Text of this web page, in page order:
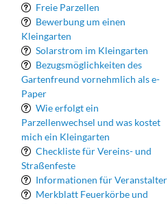
Freie Parzellen
Bewerbung um einen
Kleingarten
Solarstrom im Kleingarten
Bezugsmöglichkeiten des
Gartenfreund vornehmlich als e-
Paper
Wie erfolgt ein
Parzellenwechsel und was kostet
mich ein Kleingarten
Checkliste für Vereins- und
Straßenfeste
Informationen für Veranstalter
Merkblatt Feuerkörbe und